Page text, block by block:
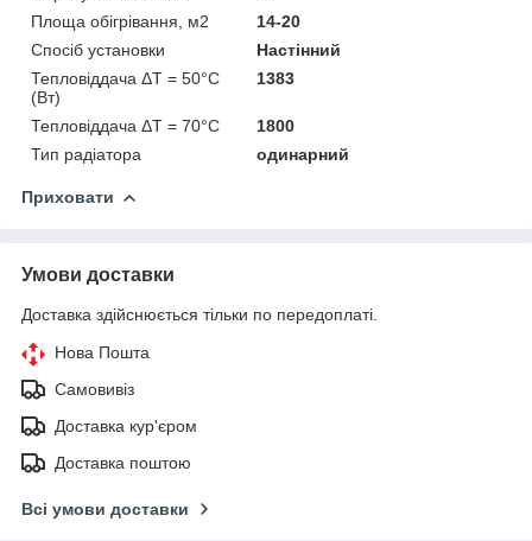
Площа обігрівання, м2
14-20
Спосіб установки
Настінний
Тепловіддача ΔT = 50°C
(Вт)
1383
Тепловіддача ΔT = 70°C
1800
Тип радіатора
одинарний
Приховати
Умови доставки
Доставка здійснюється тільки по передоплаті.
Нова Пошта
Самовивіз
Доставка кур'єром
Доставка поштою
Всі умови доставки